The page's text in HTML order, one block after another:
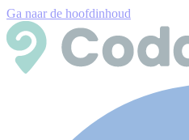
Ga naar de hoofdinhoud